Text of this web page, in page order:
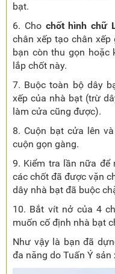
bạt.
6. Cho chốt hình chữ
chân xếp tạo chân
bạn còn thu gọn hoặc
lắp chốt này.
7. Buộc toàn bộ dây
xếp của nhà bạt (trừ
làm cửa cũng được).
8. Cuộn bạt cửa lên
cuộn gọn gàng.
9. Kiểm tra lần nữa để
các chốt đã được vặn
dây nhà bạt đã buộc
10. Bắt vít nở của 4
muốn cố định nhà bạt
Như vậy là bạn đã
đa năng do Tuấn Ý